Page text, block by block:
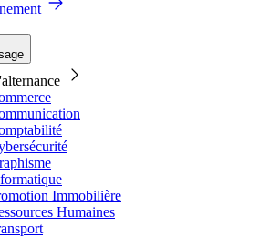
Immobilière
Humaines